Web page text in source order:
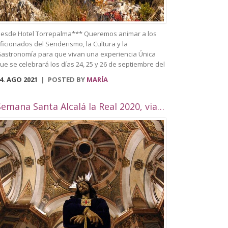
Hotel Torrepalma*** Queremos animar a los
del Senderismo, la Cultura y la
para que vivan una experiencia Única
se celebrará los días 24, 25 y 26 de septiembre del
2021. Se trata del primer Festival de
celebrado en Alcalá la Real, que trata de
de las actividades que se llevarán a cabo
un recorrido y destacando los edificios más
como puede ser el Palacio Abacial, el
histórico, Biblioteca Municipal, situada en el
convento de Capuchinos, la plaza Pablo de
la Plaza arcipreste de Hita, el Pilar de los
la Plaza de la Mora, el Palacete de la
la Iglesias como Consolación, la Angustias,
Antón, San Juan o el yacimiento de
Herculana, entre otros. Incorpora la visita y
entrada a la Fortaleza de la Mota, con su Iglesia
AGO 2021 POSTED BY MARÍA
Semana Santa Alcalá la Real 2020, viaje por Andalucía